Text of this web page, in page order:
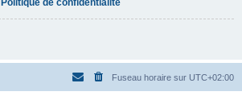
Fuseau horaire sur UTC+02:00